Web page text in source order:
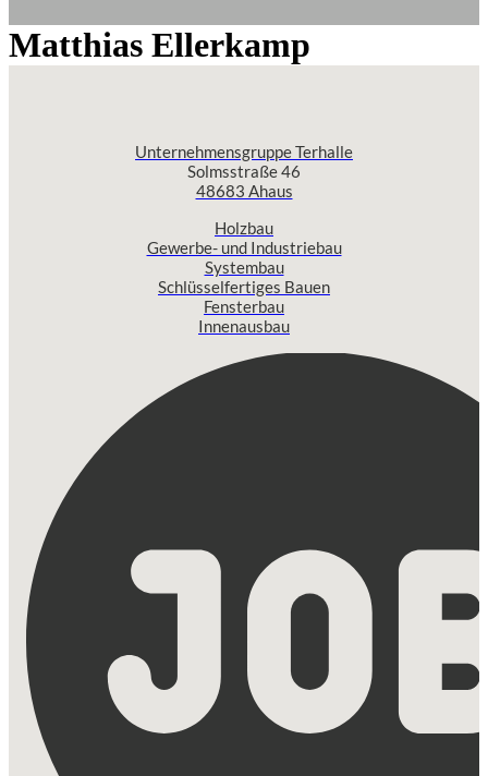
Matthias Ellerkamp
Unternehmensgruppe Terhalle
Solmsstraße 46
48683 Ahaus
Holzbau
Gewerbe- und Industriebau
Systembau
Schlüsselfertiges Bauen
Fensterbau
Innenausbau